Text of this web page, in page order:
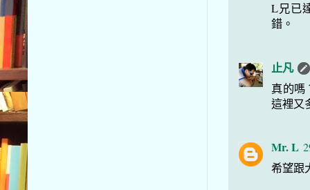
L兄已
錯。
止凡
真的嗎
這裡又
Mr. L
希望跟